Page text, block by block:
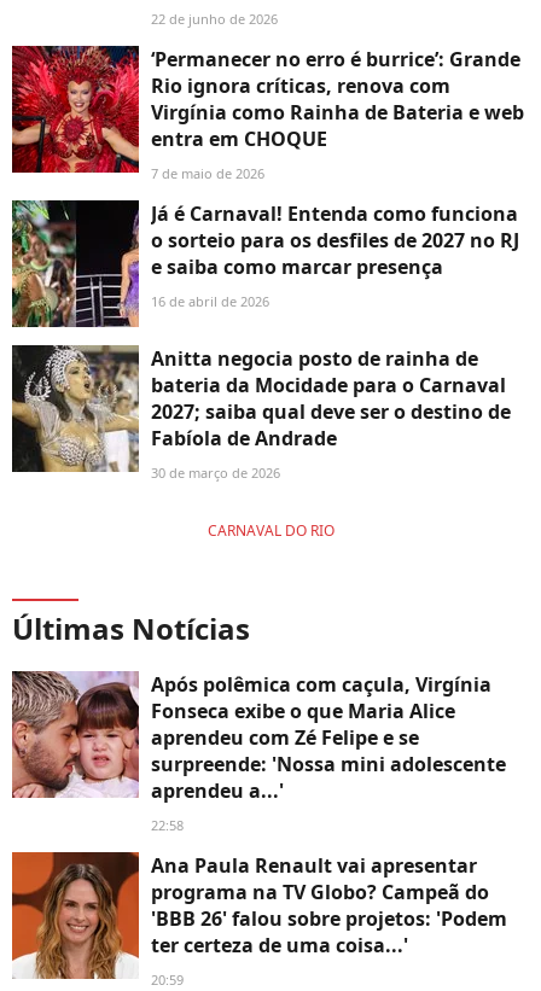
22 de junho de 2026
‘Permanecer no erro é burrice’: Grande
Rio ignora críticas, renova com
Virgínia como Rainha de Bateria e web
entra em CHOQUE
7 de maio de 2026
Já é Carnaval! Entenda como funciona
o sorteio para os desfiles de 2027 no RJ
e saiba como marcar presença
16 de abril de 2026
Anitta negocia posto de rainha de
bateria da Mocidade para o Carnaval
2027; saiba qual deve ser o destino de
Fabíola de Andrade
30 de março de 2026
CARNAVAL DO RIO
Últimas Notícias
Após polêmica com caçula, Virgínia
Fonseca exibe o que Maria Alice
aprendeu com Zé Felipe e se
surpreende: 'Nossa mini adolescente
aprendeu a...'
22:58
Ana Paula Renault vai apresentar
programa na TV Globo? Campeã do
'BBB 26' falou sobre projetos: 'Podem
ter certeza de uma coisa...'
20:59